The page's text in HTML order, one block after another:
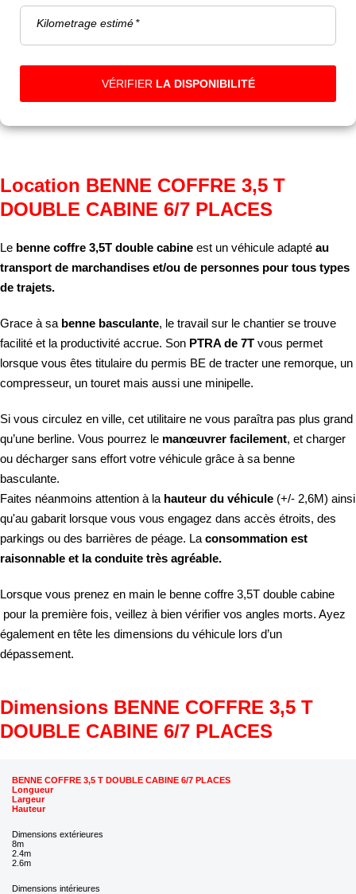
Kilometrage estimé
VÉRIFIER LA DISPONIBILITÉ
Location BENNE COFFRE 3,5 T
DOUBLE CABINE 6/7 PLACES
Le benne coffre 3,5T double cabine est un véhicule adapté au
transport de marchandises et/ou de personnes pour tous types
de trajets.
Grace à sa benne basculante, le travail sur le chantier se trouve
facilité et la productivité accrue. Son PTRA de 7T vous permet
lorsque vous êtes titulaire du permis BE de tracter une remorque, un
compresseur, un touret mais aussi une minipelle.
Si vous circulez en ville, cet utilitaire ne vous paraîtra pas plus grand
qu’une berline. Vous pourrez le manœuvrer facilement, et charger
ou décharger sans effort votre véhicule grâce à sa benne
basculante.
Faites néanmoins attention à la hauteur du véhicule (+/- 2,6M) ainsi
qu'au gabarit lorsque vous vous engagez dans accès étroits, des
parkings ou des barrières de péage. La consommation est
raisonnable et la conduite très agréable.
Lorsque vous prenez en main le benne coffre 3,5T double cabine
pour la première fois, veillez à bien vérifier vos angles morts. Ayez
également en tête les dimensions du véhicule lors d’un
dépassement.
Dimensions BENNE COFFRE 3,5 T
DOUBLE CABINE 6/7 PLACES
BENNE COFFRE 3,5 T DOUBLE CABINE 6/7 PLACES
Longueur
Largeur
Hauteur
Dimensions extérieures
8m
2.4m
2.6m
Dimensions intérieures